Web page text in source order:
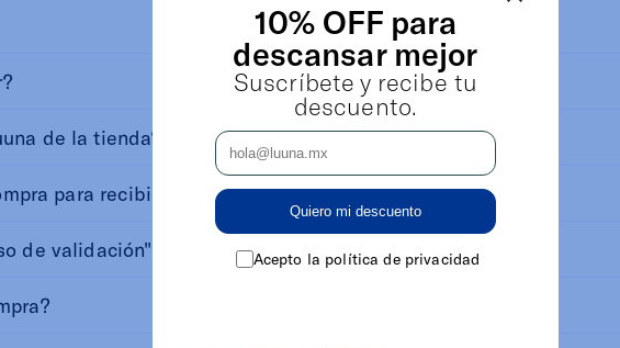
de la tienda?
para recibir mi pedido?
de validación" y qué significa?
10% OFF para
descansar mejor
Suscríbete y recibe tu
descuento.
Quiero mi descuento
Acepto la política de privacidad